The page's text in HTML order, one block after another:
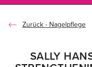
Nagelpflege
SALLY